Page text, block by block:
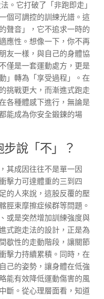
它打破了「非跑即走」
個可調控的訓練光譜。這
聲音」，它不追求一時的
應性。想像一下，你不再
友一樣，與自己的身體協
僅是一套運動處方，更是
」轉為「享受過程」。在
挑戰更大，而漸進式跑走
各種體感下進行，無論是
能成為你安全鍛鍊的場
說「不」？
其成因往往不是單一因
擊力可達體重的三到四
的人來說，這股反覆的壓
脛束摩擦症候群等問題。
或是突然增加訓練強度與
式跑走法的設計，正是為
歇性的走動階段，讓關節
擊力持續累積。同時，在
己的姿勢，讓身體在低強
能有效降低運動傷害的風
斷。從心理層面看，知道